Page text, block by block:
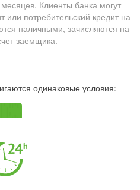
Клиенты банка могут
или потребительский кредит на
наличными, зачисляются на
заемщика.
одинаковые условия: